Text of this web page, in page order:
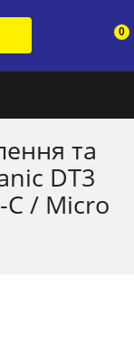
0
та
DT3
C / Micro